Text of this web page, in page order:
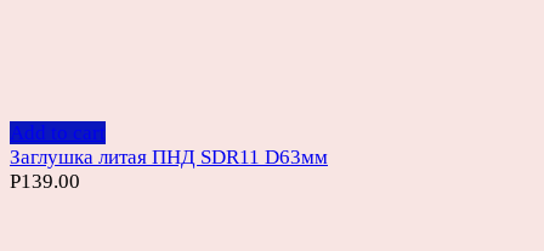
Add to cart
Заглушка литая ПНД SDR11 D63мм
Р139.00